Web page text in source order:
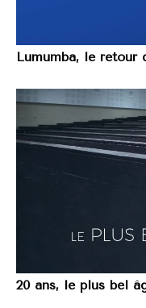
Lumumba, le retour
20 ans, le plus bel